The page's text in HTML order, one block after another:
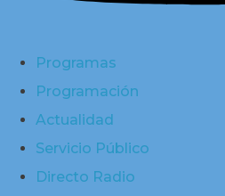
Programas
Programación
Actualidad
Servicio Público
Directo Radio